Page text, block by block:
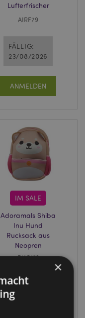
Lufterfrischer
AIRF79
FÄLLIG:
23/08/2026
ANMELDEN
IM SALE
Adoramals Shiba
Inu Hund
Rucksack aus
Neopren
RUCK19
79 auf Lager
×